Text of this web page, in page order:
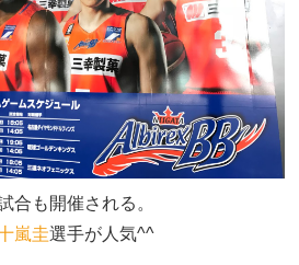
合も開催される。
嵐圭選手が人気^^